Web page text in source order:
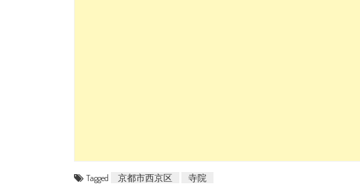
Tagged 京都市西京区 寺院